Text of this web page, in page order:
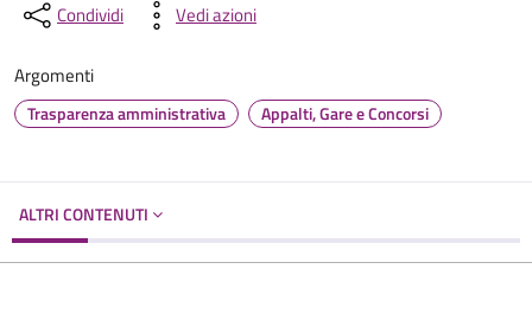
Condividi Vedi azioni
Argomenti
Trasparenza amministrativa Appalti, Gare e Concorsi
ALTRI CONTENUTI